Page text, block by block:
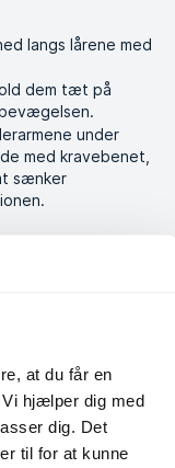
at du får en
hjælper dig med
dig. Det
til for at kunne
langs lårene med
dem tæt på
under
med kravebenet,
sænker